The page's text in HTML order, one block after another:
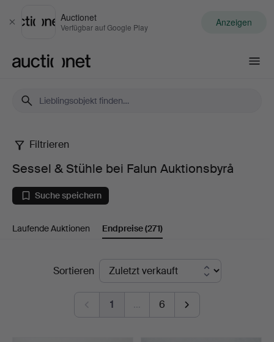
Schließen
Auctionet
Verfügbar auf Google Play Anzeigen
Sessel
Stühle
bei
Auktionsbyrå
Filtrieren
Sessel & Stühle bei Falun Auktionsbyrå
Suche speichern
Laufende Auktionen Endpreise(271)
EndpreiseSortieren
1 … 6